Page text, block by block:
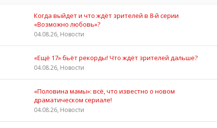
Когда выйдет и что ждёт зрителей в 8-й серии
«Возможно любовь»?
04.08.26, Новости
«Ещё 17» бьёт рекорды! Что ждёт зрителей дальше?
04.08.26, Новости
«Половина мамы»: всё, что известно о новом
драматическом сериале!
04.08.26, Новости